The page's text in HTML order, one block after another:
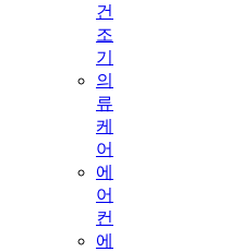
건
조
기
의
류
케
어
에
어
컨
에